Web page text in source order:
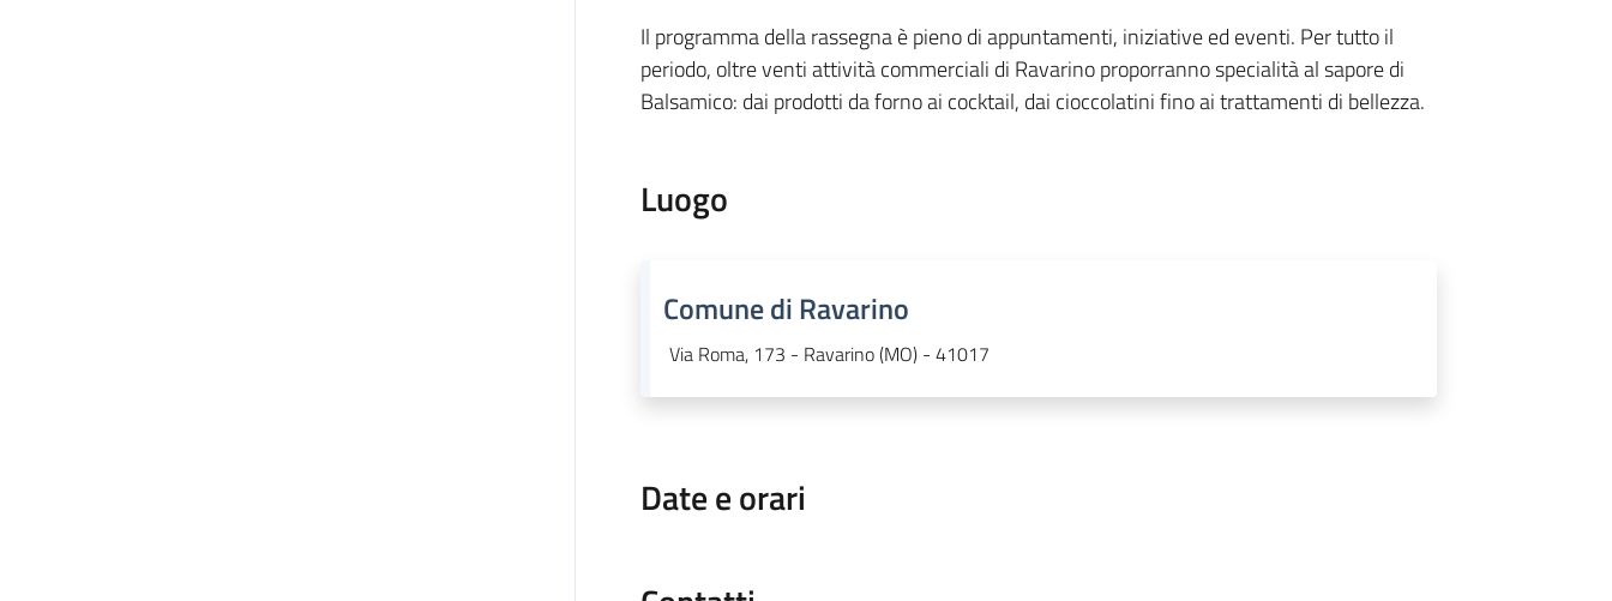
Il programma della rassegna è pieno di appuntamenti, iniziative ed eventi. Per tutto il
periodo, oltre venti attività commerciali di Ravarino proporranno specialità al sapore di
Balsamico: dai prodotti da forno ai cocktail, dai cioccolatini fino ai trattamenti di bellezza.
Luogo
Comune di Ravarino
Via Roma, 173 - Ravarino (MO) - 41017
Date e orari